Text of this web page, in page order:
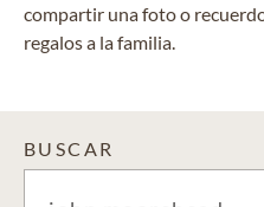
compartir una foto o
regalos a la familia.
BUSCAR